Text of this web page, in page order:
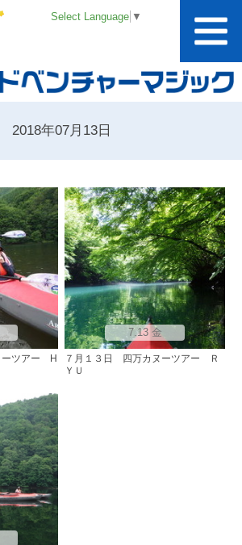
Select Language ▼
2018年07月13日
ーツアー H
7.13 金
７月１３日 四万カヌーツアー Ｒ
ＹＵ